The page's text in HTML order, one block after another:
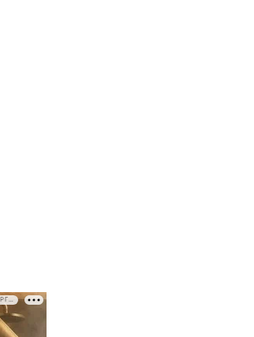
РЕКЛАМА • ООО СТРОИТЕЛЬНЫЙ ТОРГОВЫЙ ДОМ «ПЕТРОВИЧ». ИНН: 7802348846